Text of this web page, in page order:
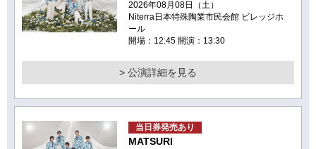
2026年08月08日（土）
Niterra日本特殊陶業市民会館 ビレッジホ
ール
開場：12:45 開演：13:30
> 公演詳細を見る
当日券発売あり
MATSURI